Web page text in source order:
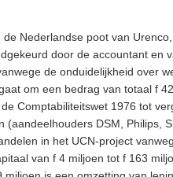
Nederlandse poot van
door de accountant en
de onduidelijkheid over
om een bedrag van totaal f
Comptabiliteitswet 1976 tot
(aandeelhouders DSM, Philips,
in het UCN-project
van f 4 miljoen tot f 163